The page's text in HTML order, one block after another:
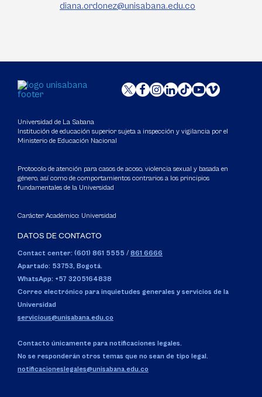
diana.ordonez@unisabana.edu.co
Universidad de La Sabana
Institución de educación superior sujeta a inspección y vigilancia por el
Ministerio de Educación Nacional
Protocolo de atención para casos de acoso, violencia sexual y basada en
género, así como de comportamientos contrarios a los principios
fundamentales de la Universidad
Carácter Académico: Universidad
DATOS DE CONTACTO
Contact center: (601) 861 5555 / 861 6666
Apartado: 53753, Bogotá.
WhatsApp: +57 3205164838
Correo electrónico para inquietudes generales y servicios de la
Universidad
servicious@unisabana.edu.co
Contacto únicamente para notificaciones legales.
No se responderán otros temas que no sean de tipo legal.
notificacioneslegales@unisabana.edu.co